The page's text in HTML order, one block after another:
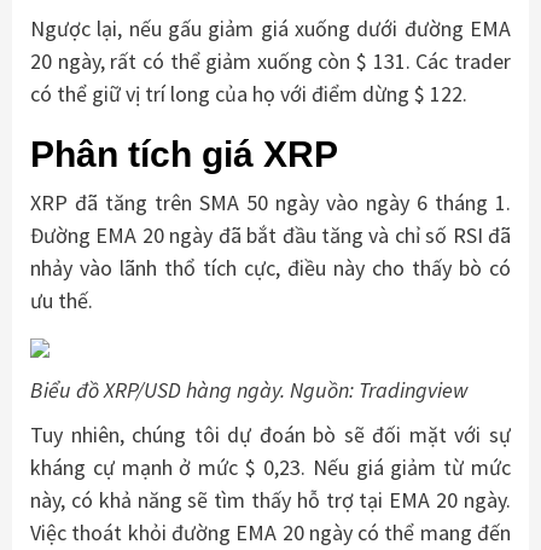
Ngược lại, nếu gấu giảm giá xuống dưới đường EMA
20 ngày, rất có thể giảm xuống còn $ 131. Các trader
có thể giữ vị trí long của họ với điểm dừng $ 122.
Phân tích giá XRP
XRP đã tăng trên SMA 50 ngày vào ngày 6 tháng 1.
Đường EMA 20 ngày đã bắt đầu tăng và chỉ số RSI đã
nhảy vào lãnh thổ tích cực, điều này cho thấy bò có
ưu thế.
Biểu đồ XRP/USD hàng ngày. Nguồn: Tradingview
Tuy nhiên, chúng tôi dự đoán bò sẽ đối mặt với sự
kháng cự mạnh ở mức $ 0,23. Nếu giá giảm từ mức
này, có khả năng sẽ tìm thấy hỗ trợ tại EMA 20 ngày.
Việc thoát khỏi đường EMA 20 ngày có thể mang đến